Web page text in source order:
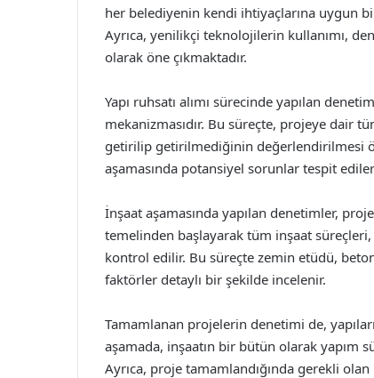
her belediyenin kendi ihtiyaçlarına uygun
Ayrıca, yenilikçi teknolojilerin kullanımı,
olarak öne çıkmaktadır.
Yapı ruhsatı alımı sürecinde yapılan
mekanizmasıdır. Bu süreçte, projeye dair
getirilip getirilmediğinin değerlendirilmesi
aşamasında potansiyel sorunlar tespit
İnşaat aşamasında yapılan denetimler,
temelinden başlayarak tüm inşaat
kontrol edilir. Bu süreçte zemin etüdü,
faktörler detaylı bir şekilde incelenir.
Tamamlanan projelerin denetimi de,
aşamada, inşaatın bir bütün olarak yapım
Ayrıca, proje tamamlandığında gerekli